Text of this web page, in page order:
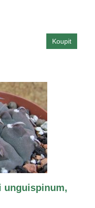
unguispinum,